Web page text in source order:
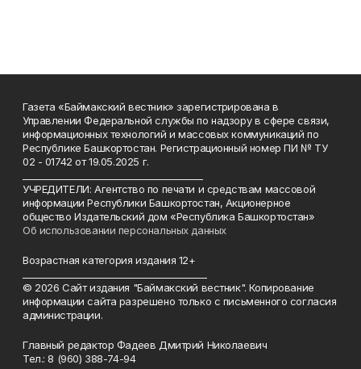
Газета «Баймакский вестник» зарегистрирована в
Управлении Федеральной службы по надзору в сфере связи,
информационных технологий и массовых коммуникаций по
Республике Башкортостан. Регистрационный номер ПИ № ТУ
02 - 01742 от 19.05.2025 г.
УЧРЕДИТЕЛИ: Агентство по печати и средствам массовой
информации Республики Башкортостан, Акционерное
общество Издательский дом «Республика Башкортостан»
Об использовании персональных данных
Возрастная категория издания 12+
© 2026 Сайт издания "Баймакский вестник". Копирование
информации сайта разрешено только с письменного согласия
администрации.
Главный редактор Фадеев Дмитрий Николаевич
Тел.: 8 (960) 388-74-94